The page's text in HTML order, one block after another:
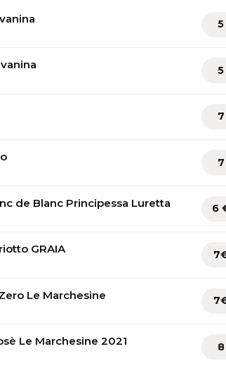
5
5
7
7
de Blanc Principessa Luretta 6
GRAIA
Le Marchesine
Le Marchesine 2021 8